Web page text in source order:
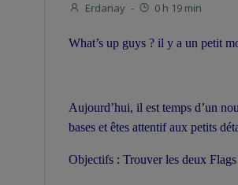
Erdanay - 0 h 19 min
What’s up guys ? il y a un petit
Aujourd’hui, il est temps d’un
bases et êtes attentif aux petits
Objectifs : Trouver les deux